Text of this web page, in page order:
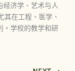
经济学、艺术与人
其在工程、医学、
。学校的教学和研